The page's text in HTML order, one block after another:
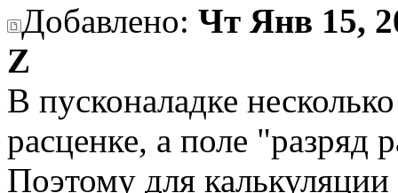
Добавлено: Чт Янв 15,
Z
В пусконаладке
расценке, а поле "разряд
Поэтому для